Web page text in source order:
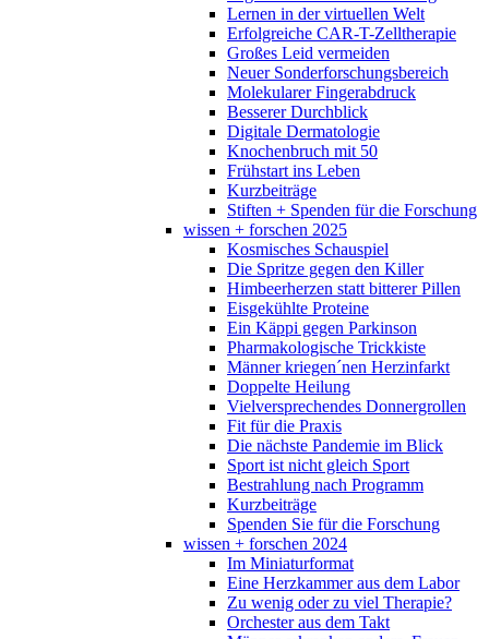
Lernen in der virtuellen Welt
Erfolgreiche CAR-T-Zelltherapie
Großes Leid vermeiden
Neuer Sonderforschungsbereich
Molekularer Fingerabdruck
Besserer Durchblick
Digitale Dermatologie
Knochenbruch mit 50
Frühstart ins Leben
Kurzbeiträge
Stiften + Spenden für die Forschung
wissen + forschen 2025
Kosmisches Schauspiel
Die Spritze gegen den Killer
Himbeerherzen statt bitterer Pillen
Eisgekühlte Proteine
Ein Käppi gegen Parkinson
Pharmakologische Trickkiste
Männer kriegen´nen Herzinfarkt
Doppelte Heilung
Vielversprechendes Donnergrollen
Fit für die Praxis
Die nächste Pandemie im Blick
Sport ist nicht gleich Sport
Bestrahlung nach Programm
Kurzbeiträge
Spenden Sie für die Forschung
wissen + forschen 2024
Im Miniaturformat
Eine Herzkammer aus dem Labor
Zu wenig oder zu viel Therapie?
Orchester aus dem Takt